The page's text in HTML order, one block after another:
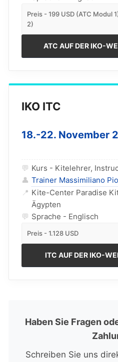
Preis - 199 USD (ATC Modul
2)
ATC AUF DER IKO-
IKO ITC
18.-22. November
💬 Kurs - Kitelehrer,
👤 Trainer Massimiliano
📍 Kite-Center Paradise
Ägypten
💬 Sprache - Englisch
Preis - 1.128 USD
ITC AUF DER IKO-
Haben Sie Fragen
Schreiben Sie uns